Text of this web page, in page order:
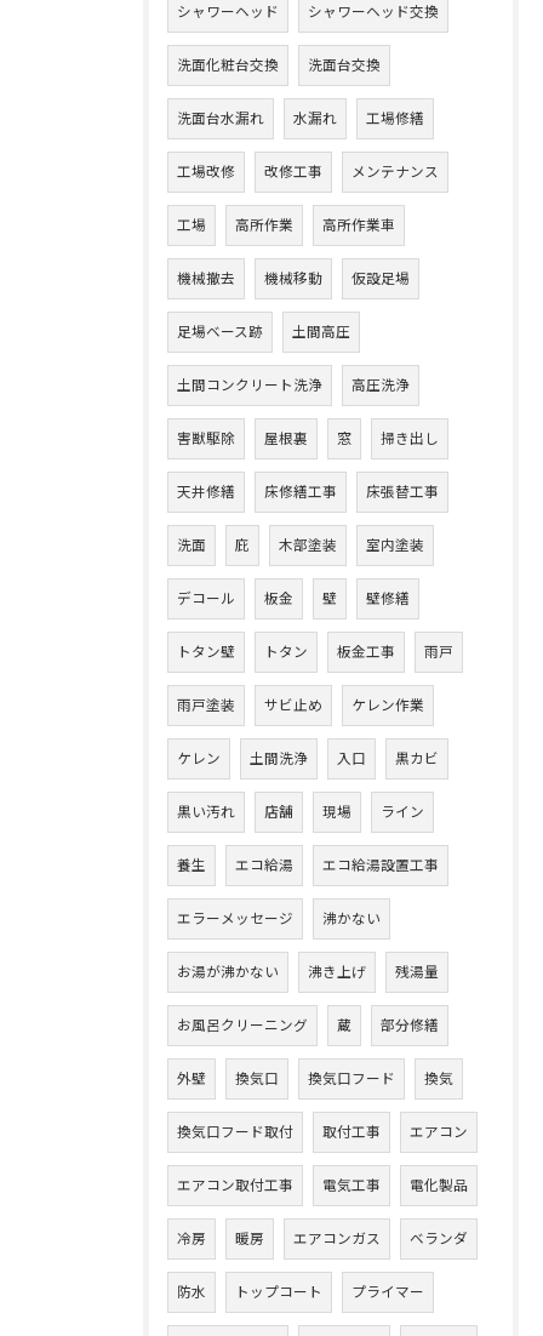
シャワーヘッド シャワーヘッド交換
洗面化粧台交換 洗面台交換
洗面台水漏れ 水漏れ 工場修繕
工場改修 改修工事 メンテナンス
工場 高所作業 高所作業車
機械撤去 機械移動 仮設足場
足場ベース跡 土間高圧
土間コンクリート洗浄 高圧洗浄
害獣駆除 屋根裏 窓 掃き出し
天井修繕 床修繕工事 床張替工事
洗面 庇 木部塗装 室内塗装
デコール 板金 壁 壁修繕
トタン壁 トタン 板金工事 雨戸
雨戸塗装 サビ止め ケレン作業
ケレン 土間洗浄 入口 黒カビ
黒い汚れ 店舗 現場 ライン
養生 エコ給湯 エコ給湯設置工事
エラーメッセージ 沸かない
お湯が沸かない 沸き上げ 残湯量
お風呂クリーニング 蔵 部分修繕
外壁 換気口 換気口フード 換気
換気口フード取付 取付工事 エアコン
エアコン取付工事 電気工事 電化製品
冷房 暖房 エアコンガス ベランダ
防水 トップコート プライマー